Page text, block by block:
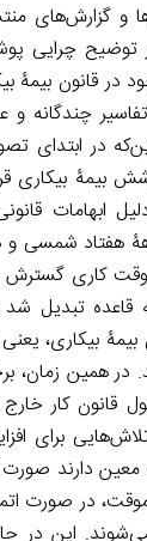
و گزارش‌های
توضیح چرایی
در قانون بیمۀ
چندگانه و
در ابتدای
بیمۀ‌ بیکاری
ابهامات
هفتاد شمسی و
کاری گسترش
قاعده تبدیل
۲ قانون بیمۀ
همین زمان،
قانون کار
۸۰ و ۹۰
معین دارند
موقت، در صورت